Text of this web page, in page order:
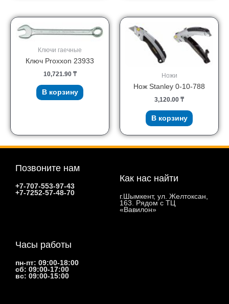
Ключи гаечные
Ключ Proxxon 23933
10,721.90 ₸
В корзину
Ножи
Нож Stanley 0-10-788
3,120.00 ₸
В корзину
Позвоните нам
+7-707-553-97-43
+7-7252-57-48-70
Как нас найти
г.Шымкент, ул. Желтоксан,
163. Рядом с ТЦ
«Вавилон»
Часы работы
пн-пт: 09:00-18:00
сб: 09:00-17:00
вс: 09:00-15:00